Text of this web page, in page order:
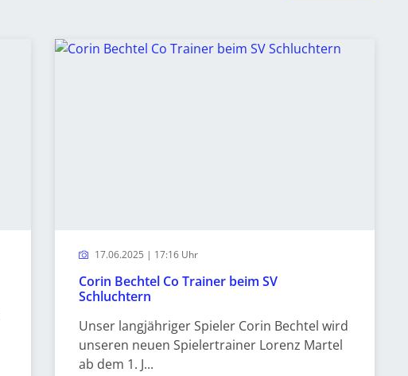
17.06.2025 | 17:16 Uhr
Corin Bechtel Co Trainer beim SV
Schluchtern
Unser langjähriger Spieler Corin Bechtel wird
unseren neuen Spielertrainer Lorenz Martel
ab dem 1. J...